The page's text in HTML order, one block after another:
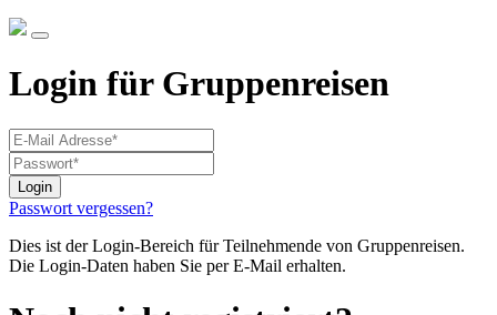
Login für Gruppenreisen
Passwort vergessen?
Dies ist der Login-Bereich für Teilnehmende von Gruppenreisen.
Die Login-Daten haben Sie per E-Mail erhalten.